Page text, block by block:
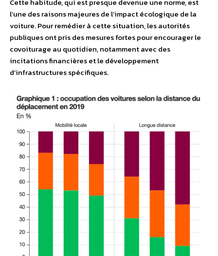
Cette habitude, qui est presque devenue une norme, est
l’une des raisons majeures de l’impact écologique de la
voiture. Pour remédier à cette situation, les autorités
publiques ont pris des mesures fortes pour encourager le
covoiturage au quotidien, notamment avec des
incitations financières et le développement
d’infrastructures spécifiques.